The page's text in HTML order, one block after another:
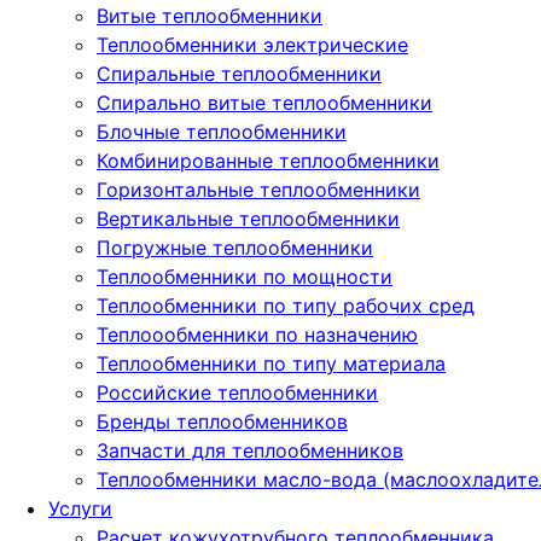
Витые теплообменники
Теплообменники электрические
Спиральные теплообменники
Спирально витые теплообменники
Блочные теплообменники
Комбинированные теплообменники
Горизонтальные теплообменники
Вертикальные теплообменники
Погружные теплообменники
Теплообменники по мощности
Теплообменники по типу рабочих сред
Теплоообменники по назначению
Теплообменники по типу материала
Российские теплообменники
Бренды теплообменников
Запчасти для теплообменников
Теплообменники масло-вода
Услуги